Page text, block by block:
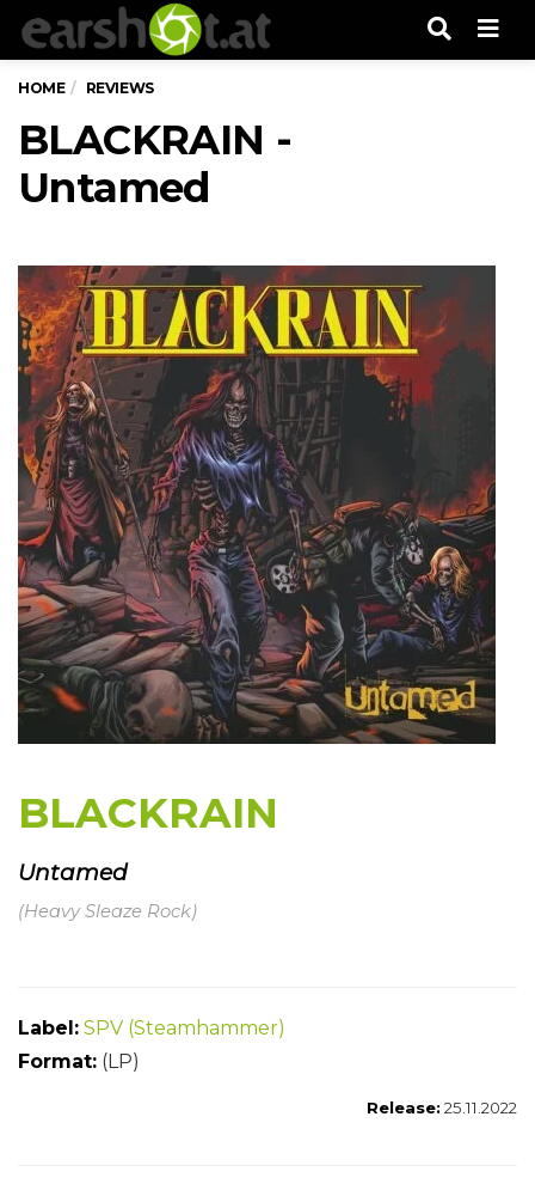
HOME REVIEWS
BLACKRAIN -
Untamed
BLACKRAIN
Untamed
(Heavy Sleaze Rock)
Label: SPV (Steamhammer)
Format: (LP)
Release: 25.11.2022